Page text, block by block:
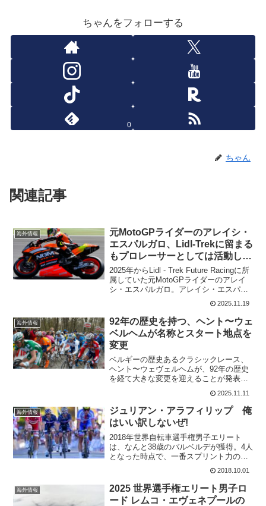
ちゃんをフォローする
0
ちゃん
関連記事
海外情報
元MotoGPライダーのアレイシ・
エスパルガロ、Lidl-Trekに留まる
もプロレーサーとしては活動しな
い
2025年からLidl - Trek Future Racingに所
属していた元MotoGPライダーのアレイ
シ・エスパルガロ。アレイシ・エスパル
ガロ（36歳）は、Lidl-Trekとの関係を継
続するが、2026年シーズンは自転車競技
者として...
2025.11.19
海外情報
92年の歴史を持つ、ヘント〜ウェ
ベルヘムが名称とスタート地点を
変更
ベルギーの歴史あるクラシックレース、
ヘント〜ウェヴェルヘムが、92年の歴史
を経て大きな変更を迎えることが発表さ
れた。スタート地点が変わることは、10
月に公式サイトで発表されていたけれ
ど、レース名も変更となる。イン・フラ
ンダーズ・フィールズ・...
2025.11.11
海外情報
ジュリアン・アラフィリップ 俺
はいい訳しないぜ!
2018年世界自転車選手権男子エリート
は、なんと38歳のバルベルデが獲得。4人
となった時点で、一番スプリント力のあ
るのはバルベルデ。流し先行からの文句
なしでの勝利でした。私の応援していた
ジュリアン・アラフィリップは残念なが
ら8位。フランスチ...
2018.10.01
海外情報
2025 世界選手権エリート男子ロ
ード レムコ・エヴェネプールの